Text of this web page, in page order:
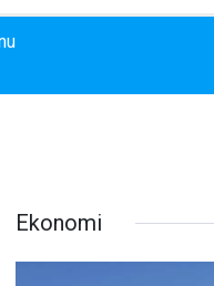
Ekonomi